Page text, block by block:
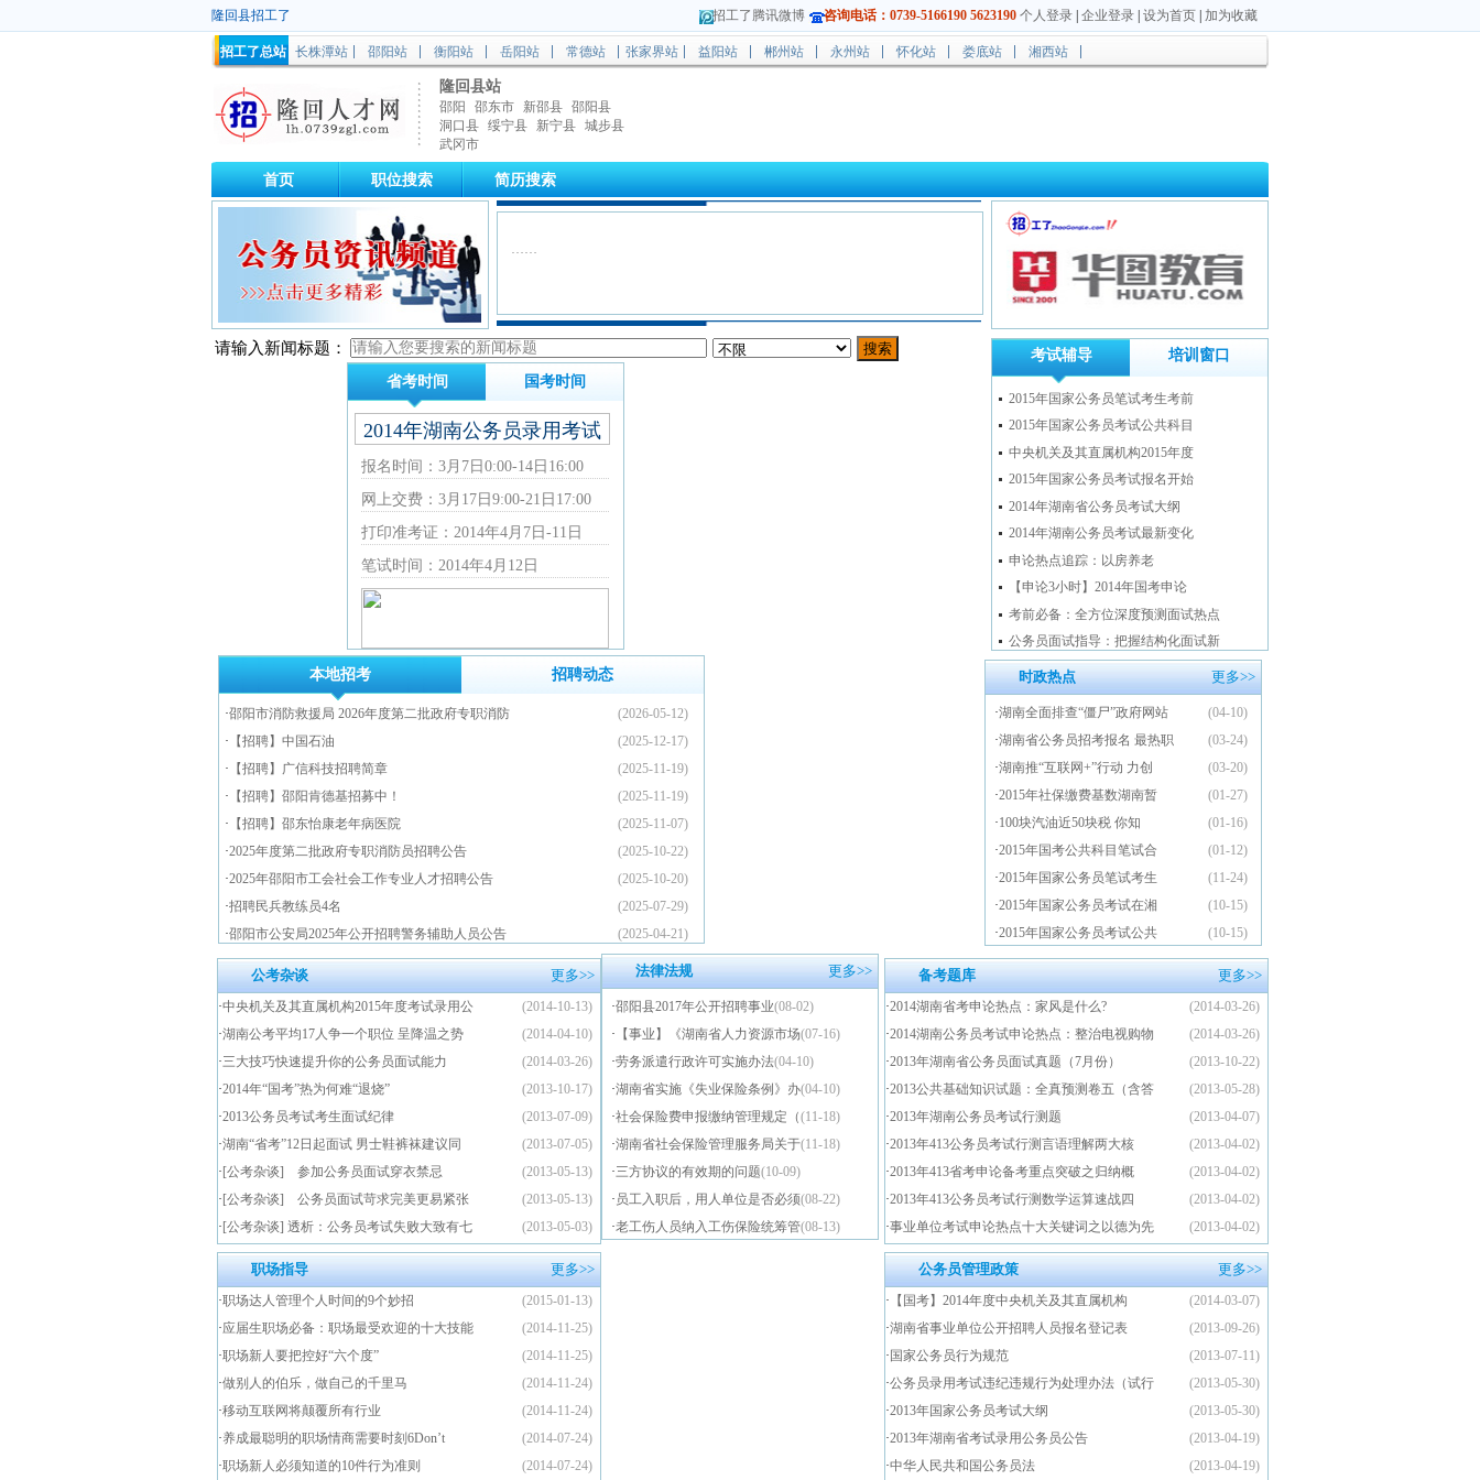
隆回县招工了 招工了腾讯微博 咨询电话：0739-5166190 5623190 个人登录 企业登录 设为首页 加为收藏
招工了总站 长株潭站 邵阳站 衡阳站 岳阳站 常德站 张家界站 益阳站 郴州站 永州站 怀化站 娄底站 湘西站
隆回县站
邵阳 邵东市 新邵县 邵阳县
洞口县 绥宁县 新宁县 城步县
武冈市
首页 职位搜索 简历搜索
……
请输入新闻标题：
省考时间 国考时间
2014年湖南公务员录用考试
报名时间：3月7日0:00-14日16:00
网上交费：3月17日9:00-21日17:00
打印准考证：2014年4月7日-11日
笔试时间：2014年4月12日
本地招考 招聘动态
·邵阳市消防救援局 2026年度第二批政府专职消防
(2026-05-12)
· 【招聘】中国石油
(2025-12-17)
· 【招聘】广信科技招聘简章
(2025-11-19)
· 【招聘】邵阳肯德基招募中！
(2025-11-19)
· 【招聘】邵东怡康老年病医院
(2025-11-07)
·2025年度第二批政府专职消防员招聘公告
(2025-10-22)
·2025年邵阳市工会社会工作专业人才招聘公告
(2025-10-20)
·招聘民兵教练员4名
(2025-07-29)
·邵阳市公安局2025年公开招聘警务辅助人员公告 (2025-04-21)
考试辅导 培训窗口
2015年国家公务员笔试考生考前
2015年国家公务员考试公共科目
中央机关及其直属机构2015年度
2015年国家公务员考试报名开始
2014年湖南省公务员考试大纲
2014年湖南公务员考试最新变化
申论热点追踪：以房养老
【申论3小时】2014年国考申论
考前必备：全方位深度预测面试热点
公务员面试指导：把握结构化面试新
时政热点 更多>>
·湖南全面排查“僵尸”政府网站
(04-10)
·湖南省公务员招考报名 最热职
(03-24)
·湖南推“互联网+”行动 力创
(03-20)
·2015年社保缴费基数湖南暂
(01-27)
·100块汽油近50块税 你知
(01-16)
·2015年国考公共科目笔试合
(01-12)
·2015年国家公务员笔试考生
(11-24)
·2015年国家公务员考试在湘
(10-15)
·2015年国家公务员考试公共 (10-15)
公考杂谈 更多>>
·中央机关及其直属机构2015年度考试录用公
(2014-10-13)
·湖南公考平均17人争一个职位 呈降温之势
(2014-04-10)
·三大技巧快速提升你的公务员面试能力
(2014-03-26)
·2014年“国考”热为何难“退烧”
(2013-10-17)
·2013公务员考试考生面试纪律
(2013-07-09)
·湖南“省考”12日起面试 男士鞋裤袜建议同
(2013-07-05)
· [公考杂谈] 参加公务员面试穿衣禁忌
(2013-05-13)
· [公考杂谈] 公务员面试苛求完美更易紧张
(2013-05-13)
· [公考杂谈] 透析：公务员考试失败大致有七 (2013-05-03)
备考题库 更多>>
·2014湖南省考申论热点：家风是什么?
(2014-03-26)
·2014湖南公务员考试申论热点：整治电视购物
(2014-03-26)
·2013年湖南省公务员面试真题（7月份）
(2013-10-22)
·2013公共基础知识试题：全真预测卷五（含答
(2013-05-28)
·2013年湖南公务员考试行测题
(2013-04-07)
·2013年413公务员考试行测言语理解两大核
(2013-04-02)
·2013年413省考申论备考重点突破之归纳概
(2013-04-02)
·2013年413公务员考试行测数学运算速战四
(2013-04-02)
·事业单位考试申论热点十大关键词之以德为先 (2013-04-02)
法律法规 更多>>
·邵阳县2017年公开招聘事业(08-02)
· 【事业】《湖南省人力资源市场(07-16)
·劳务派遣行政许可实施办法(04-10)
·湖南省实施《失业保险条例》办(04-10)
·社会保险费申报缴纳管理规定（(11-18)
·湖南省社会保险管理服务局关于(11-18)
·三方协议的有效期的问题(10-09)
· 员工入职后，用人单位是否必须(08-22)
·老工伤人员纳入工伤保险统筹管(08-13)
职场指导 更多>>
·职场达人管理个人时间的9个妙招
(2015-01-13)
·应届生职场必备：职场最受欢迎的十大技能
(2014-11-25)
·职场新人要把控好“六个度”
(2014-11-25)
·做别人的伯乐，做自己的千里马
(2014-11-24)
·移动互联网将颠覆所有行业
(2014-11-24)
·养成最聪明的职场情商需要时刻6Don’t
(2014-07-24)
·职场新人必须知道的10件行为准则 (2014-07-24)
公务员管理政策 更多>>
· 【国考】2014年度中央机关及其直属机构
(2014-03-07)
·湖南省事业单位公开招聘人员报名登记表
(2013-09-26)
· 国家公务员行为规范
(2013-07-11)
·公务员录用考试违纪违规行为处理办法（试行
(2013-05-30)
·2013年国家公务员考试大纲
(2013-05-30)
·2013年湖南省考试录用公务员公告
(2013-04-19)
·中华人民共和国公务员法 (2013-04-19)